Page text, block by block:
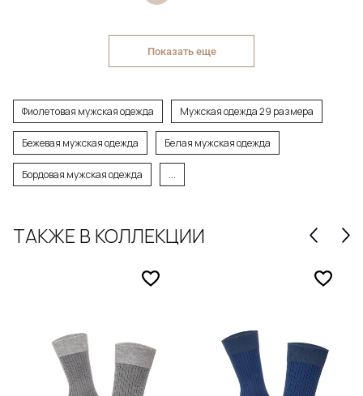
Показать еще
Фиолетовая мужская одежда Мужская одежда 29 размера
Бежевая мужская одежда Белая мужская одежда
Бордовая мужская одежда ...
ТАКЖЕ В КОЛЛЕКЦИИ